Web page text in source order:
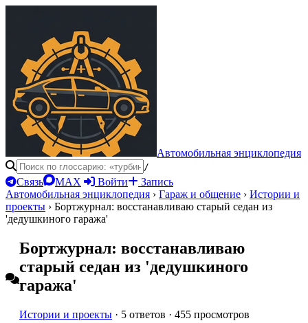
Автомобильная энциклопедия
/
Связь MAX Войти
Запись
Автомобильная энциклопедия › Гараж и общение › Истории и
проекты › Бортжурнал: восстанавливаю старый седан из
'дедушкиного гаража'
Бортжурнал: восстанавливаю
старый седан из 'дедушкиного
гаража'
Истории и проекты · 5 ответов · 455 просмотров